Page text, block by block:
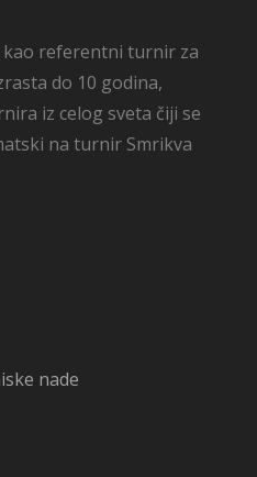
kao referentni turnir za
do 10 godina,
iz celog sveta čiji se
na turnir Smrikva
nade